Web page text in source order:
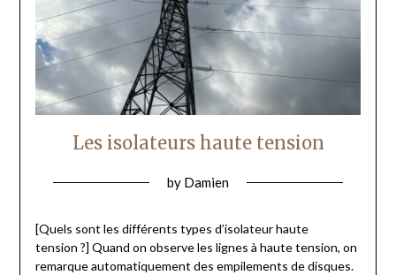
Les isolateurs haute tension
by Damien
[Quels sont les différents types d’isolateur haute
tension ?] Quand on observe les lignes à haute tension, on
remarque automatiquement des empilements de disques.